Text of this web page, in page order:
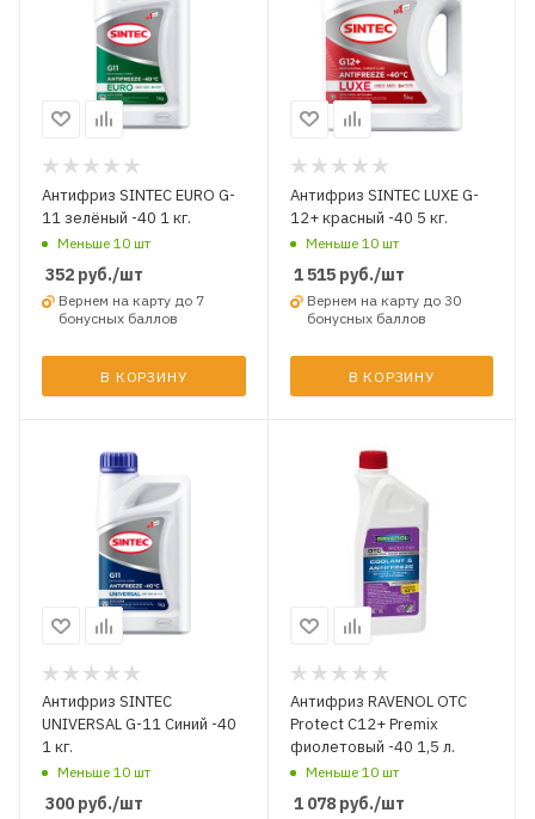
Антифриз SINTEC EURO G-
11 зелёный -40 1 кг.
Меньше 10 шт
352 руб./шт
Вернем на карту до 7
бонусных баллов
В КОРЗИНУ
Антифриз SINTEC LUXE G-
12+ красный -40 5 кг.
Меньше 10 шт
1 515руб./шт
Вернем на карту до 30
бонусных баллов
В КОРЗИНУ
Антифриз SINTEC
UNIVERSAL G-11 Синий -40
1 кг.
Меньше 10 шт
300 руб./шт
Антифриз RAVENOL OTC
Protect C12+ Premix
фиолетовый -40 1,5 л.
Меньше 10 шт
1 078руб./шт